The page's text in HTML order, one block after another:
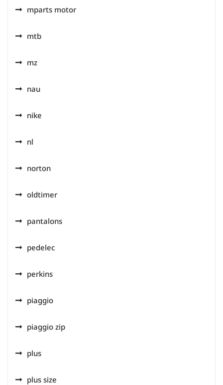
mparts motor
mtb
mz
nau
nike
nl
norton
oldtimer
pantalons
pedelec
perkins
piaggio
piaggio zip
plus
plus size